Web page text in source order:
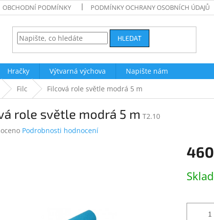
OBCHODNÍ PODMÍNKY PODMÍNKY OCHRANY OSOBNÍCH ÚDAJŮ
HLEDAT
Hračky Výtvarná výchova
Napište nám
Filc Filcová role světle modrá 5 m
role světle modrá 5 m T2.10
Podrobnosti hodnocení
cena: